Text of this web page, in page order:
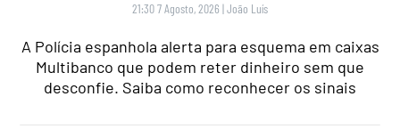
21:30 7 Agosto, 2026 |João Luís
A Polícia espanhola alerta para esquema em caixas
Multibanco que podem reter dinheiro sem que
desconfie. Saiba como reconhecer os sinais